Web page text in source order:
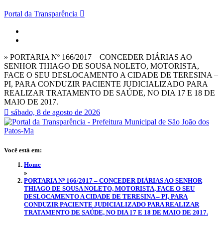
Portal da Transparência
» PORTARIA Nº 166/2017 – CONCEDER DIÁRIAS AO
SENHOR THIAGO DE SOUSA NOLETO, MOTORISTA,
FACE O SEU DESLOCAMENTO A CIDADE DE TERESINA –
PI, PARA CONDUZIR PACIENTE JUDICIALIZADO PARA
REALIZAR TRATAMENTO DE SAÚDE, NO DIA 17 E 18 DE
MAIO DE 2017.
sábado, 8 de agosto de 2026
Você está em:
Home
»
PORTARIA Nº 166/2017 – CONCEDER DIÁRIAS AO SENHOR
THIAGO DE SOUSA NOLETO, MOTORISTA, FACE O SEU
DESLOCAMENTO A CIDADE DE TERESINA – PI, PARA
CONDUZIR PACIENTE JUDICIALIZADO PARA REALIZAR
TRATAMENTO DE SAÚDE, NO DIA 17 E 18 DE MAIO DE 2017.